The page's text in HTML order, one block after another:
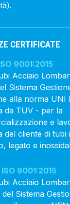
CERTIFICATE
9001:2015
Acciaio
Sistema
alla norma UNI
da TUV - per la
e
del cliente di tubi
legato e
ISO 9001:2015
Acciaio
Sistema